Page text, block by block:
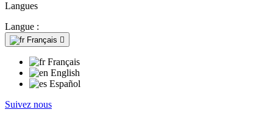
Langues
Langue :
Français 
Français
English
Español
Suivez nous